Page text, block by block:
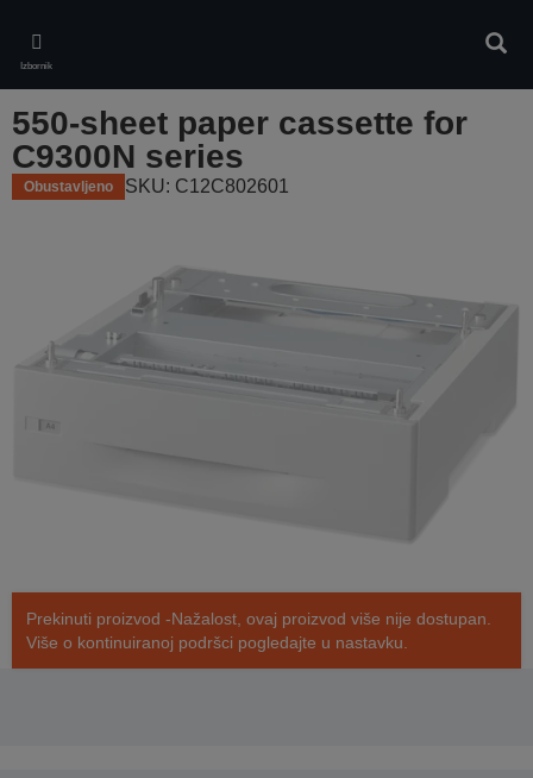
main
content
Izbornik
550-sheet paper cassette for
C9300N series
Obustavljeno SKU: C12C802601
Prekinuti proizvod -Nažalost, ovaj proizvod više nije dostupan.
Više o kontinuiranoj podršci pogledajte u nastavku.